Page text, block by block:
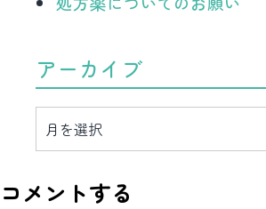
アーカイブ
イ
コメントする